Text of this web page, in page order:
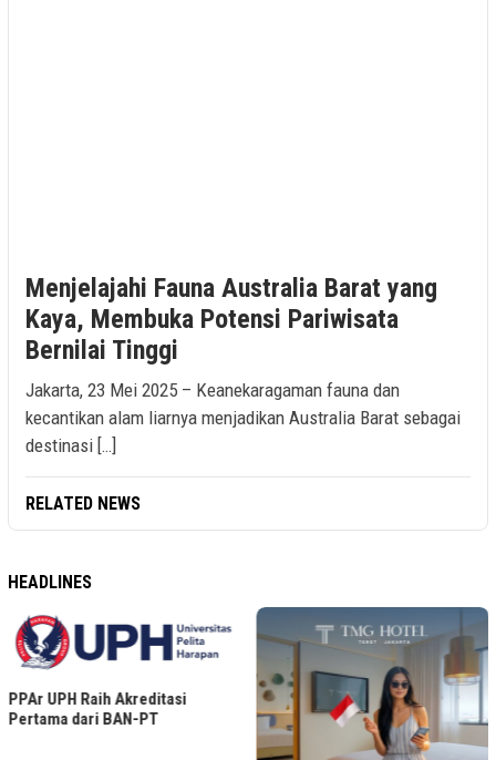
Menjelajahi Fauna Australia Barat yang
Kaya, Membuka Potensi Pariwisata
Bernilai Tinggi
Jakarta, 23 Mei 2025 – Keanekaragaman fauna dan
kecantikan alam liarnya menjadikan Australia Barat sebagai
destinasi […]
RELATED NEWS
HEADLINES
PPAr UPH Raih Akreditasi
Pertama dari BAN-PT